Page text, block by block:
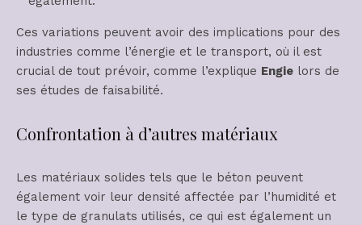
Ces variations peuvent avoir des implications pour des
industries comme l’énergie et le transport, où il est
crucial de tout prévoir, comme l’explique Engie lors de
ses études de faisabilité.
Confrontation à d’autres matériaux
Les matériaux solides tels que le béton peuvent
également voir leur densité affectée par l’humidité et
le type de granulats utilisés, ce qui est également un